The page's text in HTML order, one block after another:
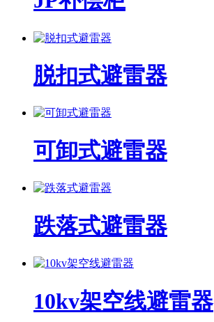
脱扣式避雷器
可卸式避雷器
跌落式避雷器
10kv架空线避雷器